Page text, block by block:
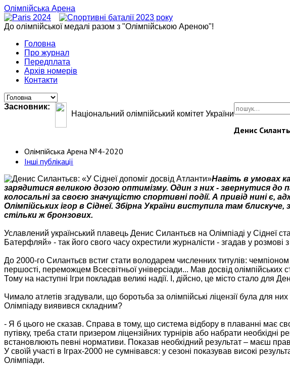
Олімпійська Арена
До олімпійської медалі разом з "Олімпійською Ареною"!
Головна
Про журнал
Передплата
Архів номерів
Контакти
Засновник:
Національний олімпійський комітет України
Денис
Олімпійська Арена №4-2020
Інші публікації
Навіть в умовах
зарядитися великою дозою оптимізму. Один з них - звернутися до
колосальні за своєю значущістю спортивні події. А привід нині є,
Олімпійських ігор в Сіднеї. Збірна України виступила там
стільки ж бронзових.
Уславлений український плавець Денис Силантьєв на Олімпіаді у Сіднеї
Батерфляй» - так його свого часу охрестили журналісти - згадав у розмові
До 2000-го Силантьєв встиг стати володарем численних титулів:
першості, переможцем Всесвітньої універсіади... Мав досвід олімпійських
Тому на наступні Ігри покладав великі надії. І, дійсно, це місто стало для
Чимало атлетів згадували, що боротьба за олімпійські ліцензії була для
Олімпіаду виявився складним?
- Я б цього не сказав. Справа в тому, що система відбору в плаванні має
путівку, треба стати призером ліцензійних турнірів або набрати необхідні
встановлюють певні нормативи. Показав необхідний результат – маєш
У своїй участі в Іграх-2000 не сумнівався: у сезоні показував високі
Олімпіади.